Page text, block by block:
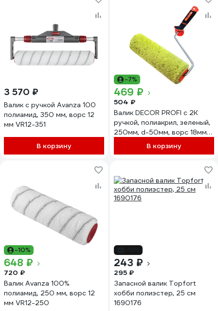
3 570 ₽
Валик с ручкой Avanza 100
полиамид, 350 мм, ворс 12
мм VR12-351
В корзину
-7%
469 ₽
504 ₽
Валик DECOR PROFI с 2К
ручкой, полиакрил, зеленый,
250мм, d-50мм, ворс 18мм
550-2250 11607137
В корзину
-10%
648 ₽
720 ₽
Валик Avanza 100%
полиамид, 250 мм, ворс 12
мм VR12-250
243 ₽
295 ₽
Запасной валик Topfort
хобби полиэстер, 25 см
1690176